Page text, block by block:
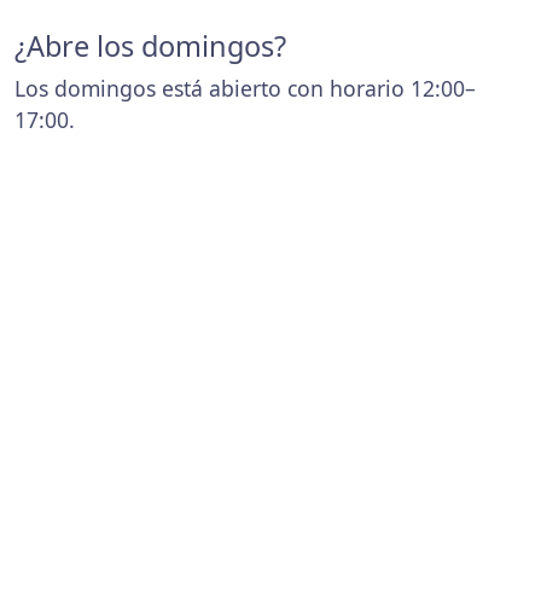
¿Abre los domingos?
Los domingos está abierto con horario 12:00–
17:00.